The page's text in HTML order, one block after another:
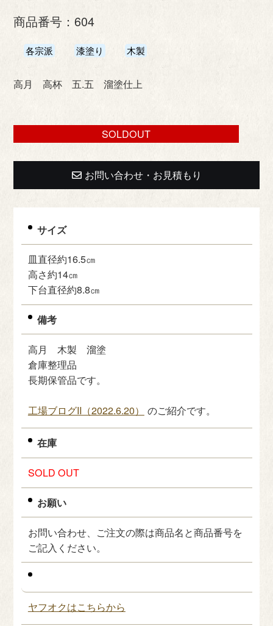
商品番号：604
各宗派 漆塗り 木製
高月 高杯 五.五 溜塗仕上
SOLDOUT
お問い合わせ・お見積もり
サイズ
皿直径約16.5㎝
高さ約14㎝
下台直径約8.8㎝
備考
高月 木製 溜塗
倉庫整理品
長期保管品です。
工場ブログII（2022.6.20） のご紹介です。
在庫
SOLD OUT
お願い
お問い合わせ、ご注文の際は商品名と商品番号を
ご記入ください。
ヤフオクはこちらから